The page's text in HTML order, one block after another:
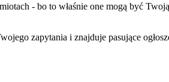
- bo to właśnie one mogą być
zapytania i znajduje pasujące